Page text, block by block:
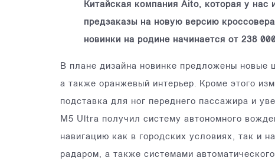
Китайская компания Aito, которая у
предзаказы на новую версию
новинки на родине начинается от 238
В плане дизайна новинке предложены новые
а также оранжевый интерьер. Кроме этого
подставка для ног переднего пассажира и
M5 Ultra получил систему автономного
навигацию как в городских условиях, так и
радаром, а также системами